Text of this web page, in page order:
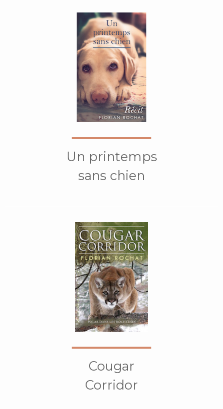
Un printemps
sans chien
Cougar
Corridor